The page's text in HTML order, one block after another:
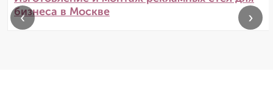
бизнеса в Москве
‹ ›